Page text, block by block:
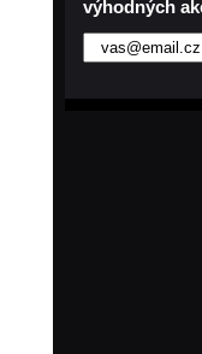
výhodných